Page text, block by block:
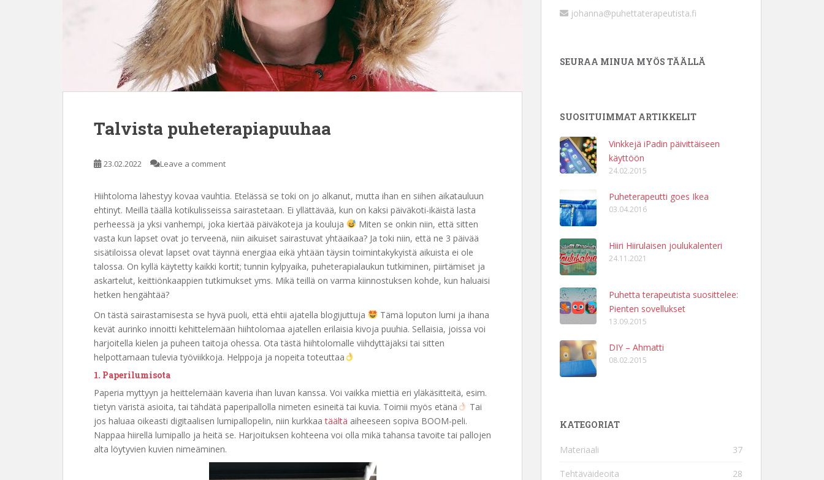
Talvista puheterapiapuuhaa
23.02.2022 Leave a comment
Hiihtoloma lähestyy kovaa vauhtia. Etelässä se toki on jo alkanut, mutta ihan en siihen aikatauluun
ehtinyt. Meillä täällä kotikulisseissa sairastetaan. Ei yllättävää, kun on kaksi päiväkoti-ikäistä lasta
perheessä ja yksi vanhempi, joka kiertää päiväkoteja ja kouluja
Miten se onkin niin, että sitten
vasta kun lapset ovat jo terveenä, niin aikuiset sairastuvat yhtäaikaa? Ja toki niin, että ne 3 päivää
sisätiloissa olevat lapset ovat täynnä energiaa eikä yhtään täysin toimintakykyistä aikuista ei ole
talossa. On kyllä käytetty kaikki kortit; tunnin kylpyaika, puheterapialaukun tutkiminen, piirtämiset ja
askartelut, keittiönkaappien tutkimukset yms. Mikä teillä on varma kiinnostuksen kohde, kun haluaisi
hetken hengähtää?
On tästä sairastamisesta se hyvä puoli, että ehtii ajatella blogijuttuja
Tämä loputon lumi ja ihana
kevät aurinko innoitti kehittelemään hiihtolomaa ajatellen erilaisia kivoja puuhia. Sellaisia, joissa voi
harjoitella kielen ja puheen taitoja ohessa. Ota tästä hiihtolomalle viihdyttäjäksi tai sitten
helpottamaan tulevia työviikkoja. Helppoja ja nopeita toteuttaa
1. Paperilumisota
Paperia myttyyn ja heittelemään kaveria ihan luvan kanssa. Voi vaikka miettiä eri yläkäsitteitä, esim.
tietyn väristä asioita, tai tähdätä paperipallolla nimeten esineitä tai kuvia. Toimii myös etänä
Tai
jos haluaa oikeasti digitaalisen lumipallopelin, niin kurkkaatäältä aiheeseen sopiva BOOM-peli.
Nappaa hiirellä lumipallo ja heitä se. Harjoituksen kohteena voi olla mikä tahansa tavoite tai pallojen
alta löytyvien kuvien nimeäminen.
johanna@puhettaterapeutista.fi
SEURAA MINUA MYÖS TÄÄLLÄ
SUOSITUIMMAT ARTIKKELIT
Vinkkejä iPadin päivittäiseen
käyttöön
24.02.2015
Puheterapeutti goes Ikea
03.04.2016
Hiiri Hiirulaisen joulukalenteri
24.11.2021
Puhetta terapeutista suosittelee:
Pienten sovellukset
13.09.2015
DIY – Ahmatti
08.02.2015
KATEGORIAT
Materiaali 37
Tehtäväideoita 28